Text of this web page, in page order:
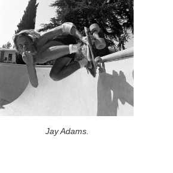
Jay Adams.